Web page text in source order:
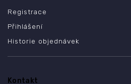
Registrace
Přihlášení
Historie objednávek
Kontakt